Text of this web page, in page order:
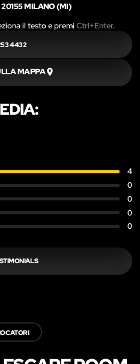
20155 MILANO (MI)
il testo e premiCtrl+Enter.
4432
MAPPA
4
0
0
0
0